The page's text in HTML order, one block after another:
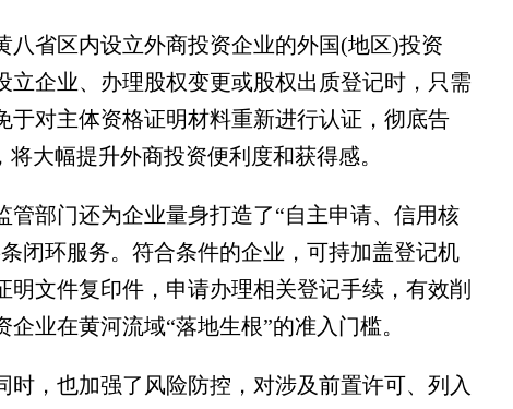
省区内设立外商投资企业的外国(地区)投资
立企业、办理股权变更或股权出质登记时，只需
于对主体资格证明材料重新进行认证，彻底告
大幅提升外商投资便利度和获得感。
部门还为企业量身打造了“自主申请、信用核
闭环服务。符合条件的企业，可持加盖登记机
文件复印件，申请办理相关登记手续，有效削
业在黄河流域“落地生根”的准入门槛。
，也加强了风险防控，对涉及前置许可、列入